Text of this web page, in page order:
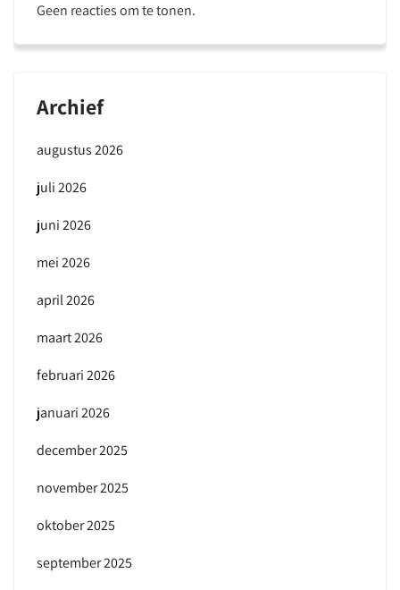
Geen reacties om te tonen.
Archief
augustus 2026
juli 2026
juni 2026
mei 2026
april 2026
maart 2026
februari 2026
januari 2026
december 2025
november 2025
oktober 2025
september 2025